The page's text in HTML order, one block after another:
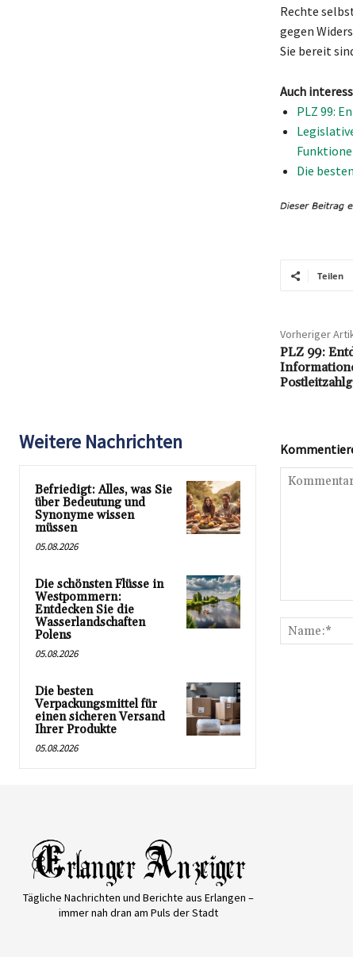
Rechte
gegen
Sie bereit
Auch
PLZ 99:
Die
Teilen
Vorheriger
PLZ 99:
Weitere Nachrichten
Befriedigt: Alles, was Sie
über Bedeutung und
Synonyme wissen
müssen
05.08.2026
Die schönsten Flüsse in
Westpommern:
Entdecken Sie die
Wasserlandschaften
Polens
05.08.2026
Die besten
Verpackungsmittel für
einen sicheren Versand
Ihrer Produkte
05.08.2026
Tägliche Nachrichten und Berichte aus Erlangen –
immer nah dran am Puls der Stadt